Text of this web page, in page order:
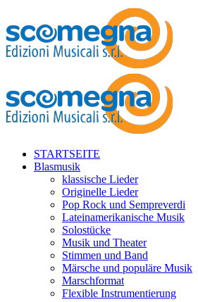
STARTSEITE
Blasmusik
klassische Lieder
Originelle Lieder
Pop Rock und Sempreverdi
Lateinamerikanische Musik
Solostücke
Musik und Theater
Stimmen und Band
Märsche und populäre Musik
Marschformat
Flexible Instrumentierung